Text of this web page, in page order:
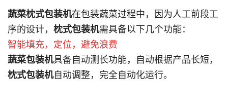
蔬菜枕式包装机在包装蔬菜过程中，因为人工前段工
序的设计， 枕式包装机需具备以下几个功能：
智能填充，定位，避免浪费
蔬菜包装机具备自动测长功能，自动根据产品长短，
枕式包装机自动调整，完全自动化运行。